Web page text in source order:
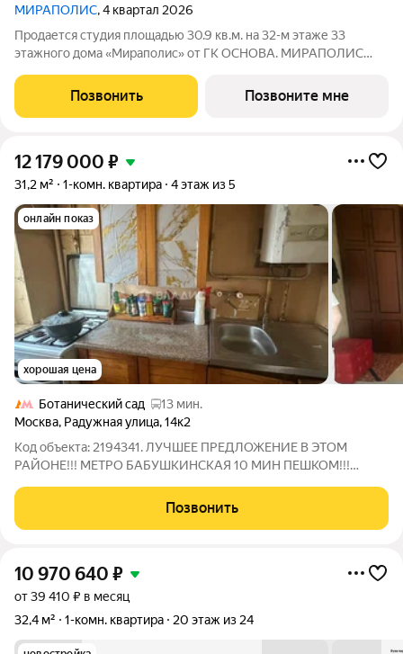
МИРАПОЛИС, 4 квартал 2026
Продается студия площадью 30.9 кв.м. на 32-м этаже 33
этажного дома «Мираполис» от ГК ОСНОВА. МИРАПОЛИС
отдыха и жизни. Проект состоит из четырех башен с
авторскими стеклянными фасадами и
Позвонить Позвоните мне
12 179 000 ₽
31,2 м² 1-комн. квартира 4 этаж из 5
онлайн показ
хорошая цена
Ботанический сад
13 мин.
Москва, Радужная улица,14к2
Код объекта: 2194341. ЛУЧШЕЕ ПРЕДЛОЖЕНИЕ В ЭТОМ
РАЙОНЕ!!! МЕТРО БАБУШКИНСКАЯ 10 МИН ПЕШКОМ!!!
квартира в Москве на Радужной улице, 14к2. Это идеальный
выбор для тех, кто ищет комфортное жильё в
Позвонить
10 970 640 ₽
от 39 410 ₽ в месяц
32,4 м²
1-комн. квартира 20 этаж из 24